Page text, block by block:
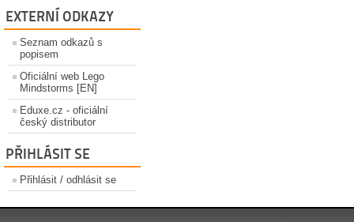
EXTERNÍ ODKAZY
Seznam odkazů s
popisem
Oficiální web Lego
Mindstorms [EN]
Eduxe.cz - oficiální
český distributor
PŘIHLÁSIT SE
Přihlásit / odhlásit se